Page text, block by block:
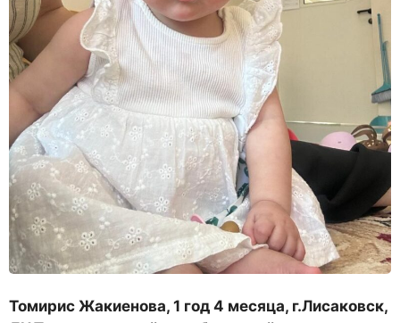
Томирис Жакиенова, 1 год 4 месяца, г.Лисаковск,